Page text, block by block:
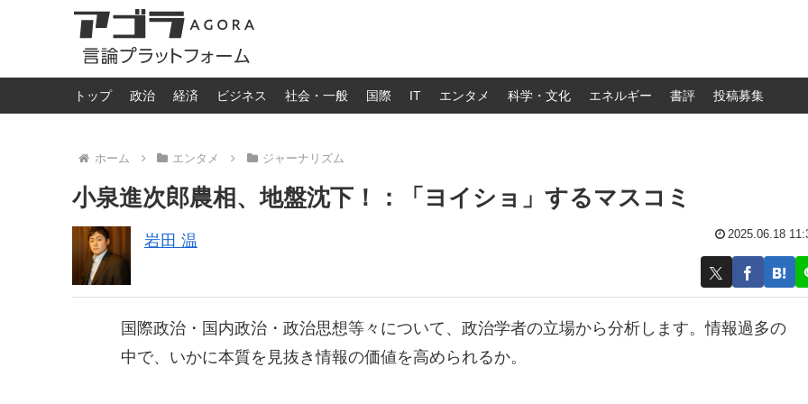
トップ 政治 経済 ビジネス 社会・一般 国際 IT エンタメ 科学・文化 エネルギー 書評 投稿募集
ホーム エンタメ ジャーナリズム
小泉進次郎農相、地盤沈下！：「ヨイショ」するマスコミ
岩田 温 2025.06.18
国際政治・国内政治・政治思想等々について、政治学者の立場から分析します。情報過多の
中で、いかに本質を見抜き情報の価値を高められるか。